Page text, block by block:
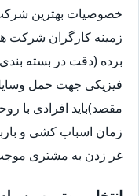
خصوصیات بهترین
زمینه کارگران شرکت
برده (دقت در بسته
فیزیکی جهت حمل
مقصد)باید افرادی با
زمان اسباب کشی و
غر زدن به مشتری